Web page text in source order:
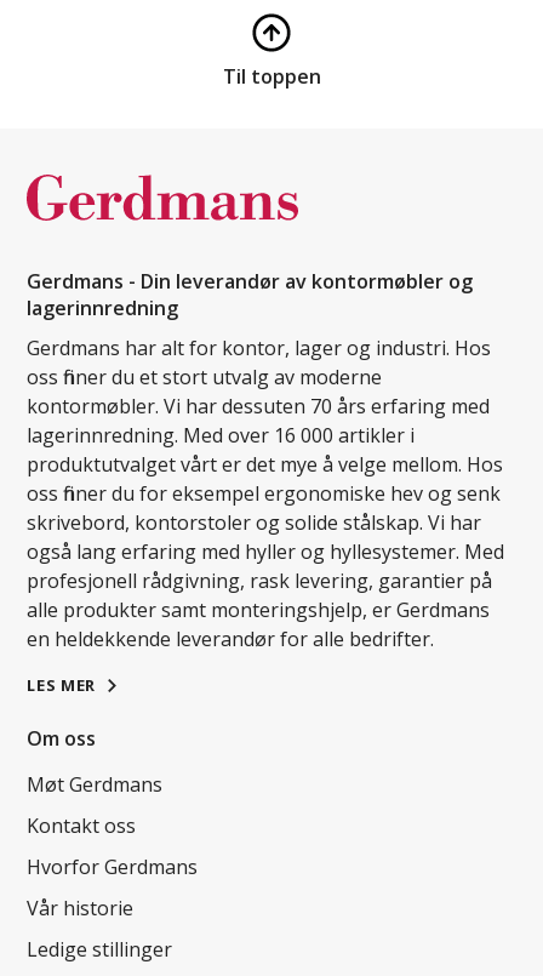
Til toppen
Gerdmans - Din leverandør av kontormøbler og
lagerinnredning
Gerdmans har alt for kontor, lager og industri. Hos
oss finner du et stort utvalg av moderne
kontormøbler. Vi har dessuten 70 års erfaring med
lagerinnredning. Med over 16 000 artikler i
produktutvalget vårt er det mye å velge mellom. Hos
oss finner du for eksempel ergonomiske hev og senk
skrivebord, kontorstoler og solide stålskap. Vi har
også lang erfaring med hyller og hyllesystemer. Med
profesjonell rådgivning, rask levering, garantier på
alle produkter samt monteringshjelp, er Gerdmans
en heldekkende leverandør for alle bedrifter.
LES MER
Om oss
Møt Gerdmans
Kontakt oss
Hvorfor Gerdmans
Vår historie
Ledige stillinger